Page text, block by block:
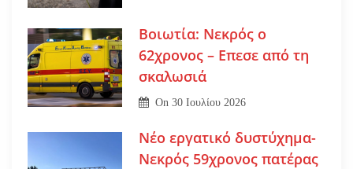
Βοιωτία: Νεκρός ο
62χρονος – Επεσε από τη
σκαλωσιά
On30 Ιουλίου 2026
Νέο εργατικό δυστύχημα-
Νεκρός 59χρονος πατέρας